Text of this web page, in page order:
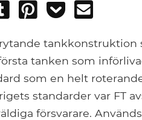
Post
Tumblr
Pin
Add
Pocket
tanken som
som en helt
standarder var FT
försvarare.